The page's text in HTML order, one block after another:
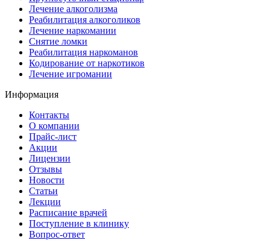
Лечение алкоголизма
Реабилитация алкоголиков
Лечение наркомании
Снятие ломки
Реабилитация наркоманов
Кодирование от наркотиков
Лечение игромании
Информация
Контакты
О компании
Прайс-лист
Акции
Лицензии
Отзывы
Новости
Статьи
Лекции
Расписание врачей
Поступление в клинику
Вопрос-ответ